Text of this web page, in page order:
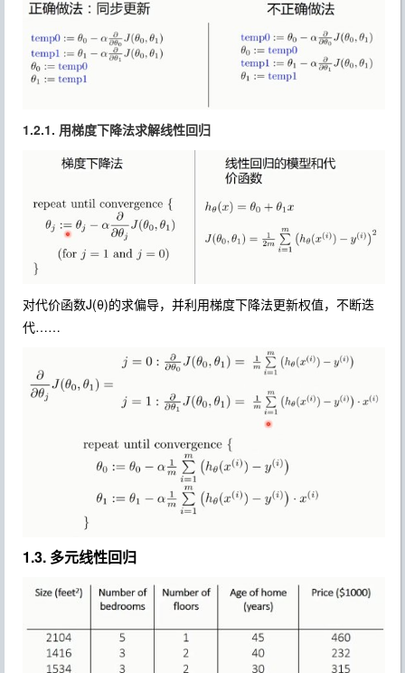
1.2.1. 用梯度下降法求解线性回归
对代价函数J(θ)的求偏导，并利用梯度下降法更新权值，不断迭
代……
1.3. 多元线性回归